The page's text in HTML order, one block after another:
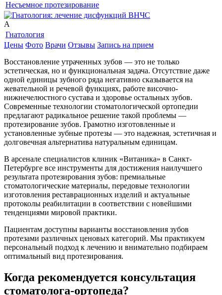
клиники
Несъемное протезирование
A
Гнатология
Цены Фото Врачи Отзывы Запись на прием
Восстановление утраченных зубов — это не только
эстетическая, но и функциональная задача. Отсутствие даже
одной единицы зубного ряда негативно сказывается на
жевательной и речевой функциях, работе височно-
нижнечелюстного сустава и здоровье остальных зубов.
Современные технологии стоматологической ортопедии
предлагают радикальное решение такой проблемы —
протезирование зубов. Грамотно изготовленные и
установленные зубные протезы — это надежная, эстетичная и
долговечная альтернатива натуральным единицам.
В арсенале специалистов клиник «Витаника» в Санкт-
Петербурге все инструменты для достижения наилучшего
результата протезирования зубов: премиальные
стоматологические материалы, передовые технологии
изготовления реставрационных изделий и актуальные
протоколы реабилитации в соответствии с новейшими
тенденциями мировой практики.
Пациентам доступны варианты восстановления зубов
протезами различных ценовых категорий. Мы практикуем
персональный подход к лечению и внимательно подбираем
оптимальный вид протезирования.
Когда рекомендуется консультация
стоматолога-ортопеда?